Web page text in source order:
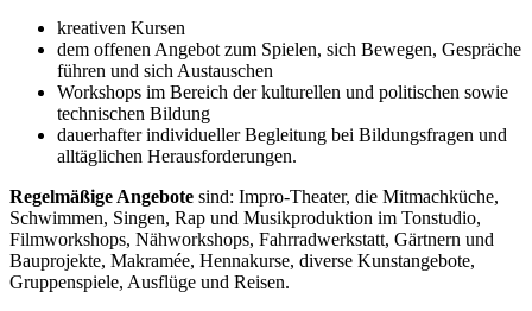
kreativen Kursen
dem offenen Angebot zum Spielen, sich Bewegen, Gespräche
führen und sich Austauschen
Workshops im Bereich der kulturellen und politischen sowie
technischen Bildung
dauerhafter individueller Begleitung bei Bildungsfragen und
alltäglichen Herausforderungen.
Regelmäßige Angebote sind: Impro-Theater, die Mitmachküche,
Schwimmen, Singen, Rap und Musikproduktion im Tonstudio,
Filmworkshops, Nähworkshops, Fahrradwerkstatt, Gärtnern und
Bauprojekte, Makramée, Hennakurse, diverse Kunstangebote,
Gruppenspiele, Ausflüge und Reisen.